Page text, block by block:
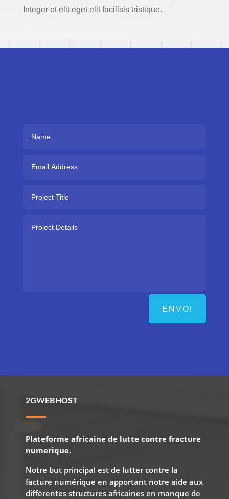
Integer et elit eget elit facilisis tristique.
ENVOI
2GWEBHOST
Plateforme africaine de lutte contre fracture
numerique.
Notre but principal est de lutter contre la
facture numérique en apportant notre aide aux
différentes structures africaines en manque de